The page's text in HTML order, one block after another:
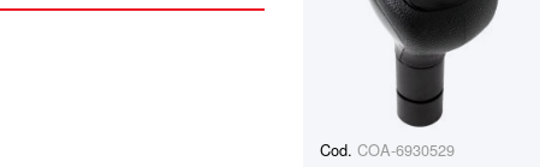
Cod. COA-6930529